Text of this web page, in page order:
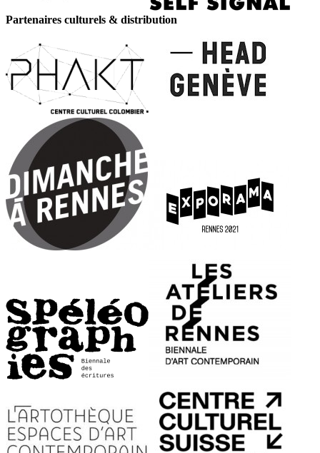
Partenaires culturels & distribution